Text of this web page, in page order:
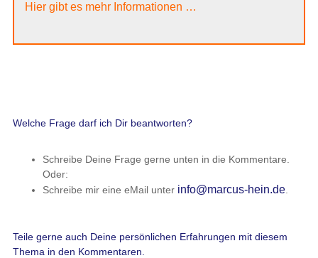
Hier gibt es mehr Informationen …
Welche Frage darf ich Dir beantworten?
Schreibe Deine Frage gerne unten in die Kommentare.
Oder:
Schreibe mir eine eMail unter info@marcus-hein.de.
Teile gerne auch Deine persönlichen Erfahrungen mit diesem
Thema in den Kommentaren.